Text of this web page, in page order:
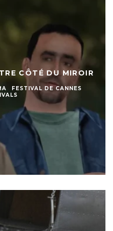
CÔTÉ DU MIROIR
FESTIVAL DE CANNES